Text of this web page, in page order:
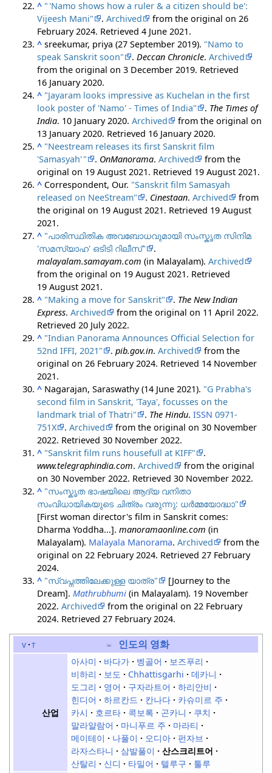
^ " 'Namo shows how a ruler & a citizen should be':
Vijeesh Mani"
.Archived
from the original on 26
February 2024. Retrieved4 June 2021.
^ sreekumar, priya (27 September 2019). "Namo to
speak Sanskrit soon"
. Deccan Chronicle.Archived
from the original on 3 December 2019. Retrieved
16 January2020.
^ "Jayaram looks impressive as Kuchelan in the first
look poster of 'Namo' - Times of India"
. The Times of
India. 10 January 2020.Archived
from the original on
13 January 2020. Retrieved 16 January2020.
^ "Neestream releases its first Sanskrit film
'Samasyah'" . OnManorama.Archived
from the
original on 19 August 2021. Retrieved 19 August 2021.
^ Correspondent, Our. "Sanskrit film Samasyah
released on NeeStream"
. Cinestaan.Archived
from
the original on 19 August 2021. Retrieved 19 August
2021.
^ "പാരിസ്ഥിതിക അവബോധവുമായി സംസ്കൃത സിനിമ
'സമസ്യാഹ' ഒടിടി റിലീസ്"
.
malayalam.samayam.com (in Malayalam).Archived
from the original on 19 August 2021. Retrieved
19 August 2021.
^ "Making a move for Sanskrit" . The New Indian
Express.Archived from the original on 11 April 2022.
Retrieved 20 July2022.
^ "Indian Panorama Announces Official Selection for
52nd IFFI, 2021"
.pib.gov.in.Archived
from the
original on 26 February 2024. Retrieved 14 November
2021.
^ Nagarajan, Saraswathy (14 June 2021). "G Prabha's
second film in Sanskrit, 'Taya', focusses on the
landmark trial of Thatri"
. The Hindu.ISSN 0971-
751X
.Archived
from the original on 30 November
2022. Retrieved30 November 2022.
^ "Sanskrit film runs housefull at KIFF"
.
www.telegraphindia.com.Archived
from the original
on 30 November 2022. Retrieved30 November 2022.
^ "സംസ്കൃത ഭാഷയിലെ ആദ്യ വനിതാ
സംവിധായികയുടെ ചിത്രം വരുന്നു: ധർമ്മയോദ്ധാ"
[First woman director's film in Sanskrit comes:
Dharma Yoddha...].manoramaonline.com (in
Malayalam). Malayala Manorama.Archived
from the
original on 22 February 2024. Retrieved 27 February
2024.
^ "സ്വപ്നത്തിലേക്കുള്ള യാത്ര"
[Journey to the
Dream]. Mathrubhumi (in Malayalam). 19 November
2022.Archived
from the original on 22 February
2024. Retrieved 27 February2024.
v t 인도의 영화
산업
아사미 바다가 벵골어
보즈푸리
비하리
보도 Chhattisgarhi
데카니
도그리
영어 구자라트어
하리안비
힌디어
하르칸드 칸나다
카슈미르 주
카시
호르타 콕보록 곤카니
쿠치
말라얄람어
마니푸르 주
마라티
메이테이
나풀이 오디아
펀자브
라자스타니
삼발풀이
산스크리트어
산탈리
신디 타밀어 텔루구 툴루